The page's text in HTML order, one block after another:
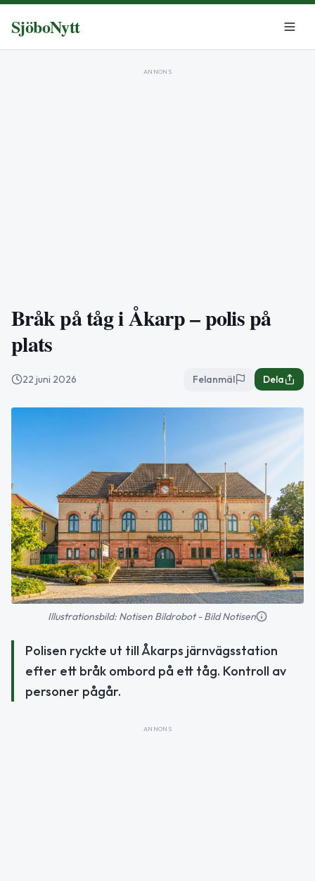
SjöboNytt
ANNONS
Bråk på tåg i Åkarp – polis på
plats
22 juni 2026 Felanmäl Dela
Illustrationsbild: Notisen Bildrobot - Bild Notisen
Polisen ryckte ut till Åkarps järnvägsstation
efter ett bråk ombord på ett tåg. Kontroll av
personer pågår.
ANNONS